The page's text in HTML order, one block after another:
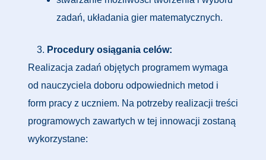
zadań, układania gier matematycznych.
Procedury osiągania celów:
Realizacja zadań objętych programem wymaga
od nauczyciela doboru odpowiednich metod i
form pracy z uczniem. Na potrzeby realizacji treści
programowych zawartych w tej innowacji zostaną
wykorzystane: